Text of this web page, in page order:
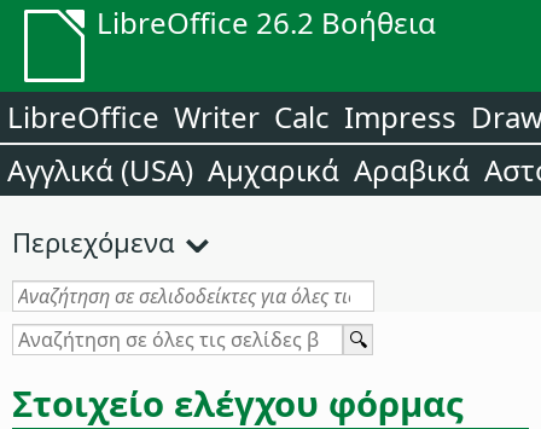
LibreOffice 26.2 Βοήθεια
LibreOffice Writer Calc Impress
Αγγλικά (USA) Αμχαρικά Αραβικά
Περιεχόμενα
Στοιχείο ελέγχου φόρμας